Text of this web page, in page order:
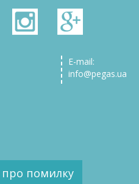
E-mail:
info@pegas.ua
помилку